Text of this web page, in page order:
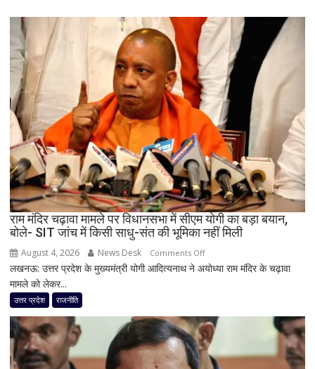
बड़ा
दांव,
में
पूरी
सहप्रभारी
टीम
बदली,
नई
जिम्मेदारियां
घोषित
राम मंदिर चढ़ावा मामले पर विधानसभा में सीएम योगी का बड़ा बयान,
बोले- SIT जांच में किसी साधु-संत की भूमिका नहीं मिली
August 4, 2026 News Desk Comments Offon
राम
पर
विधानसभा
लखनऊ: उत्तर प्रदेश के मुख्यमंत्री योगी आदित्यनाथ ने अयोध्या राम मंदिर के चढ़ावा
मामले को लेकर...
उत्तर प्रदेश राजनीति